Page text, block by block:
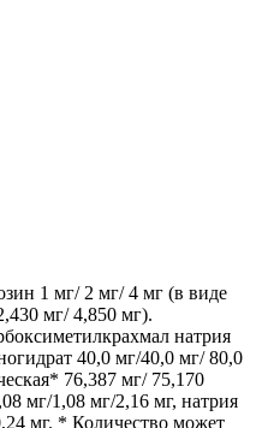
1 мг/ 2 мг/ 4 мг (в виде
мг/ 4,850 мг).
натрия
40,0 мг/40,0 мг/ 80,0
76,387 мг/ 75,170
мг/1,08 мг/2,16 мг, натрия
мг. * Количество может